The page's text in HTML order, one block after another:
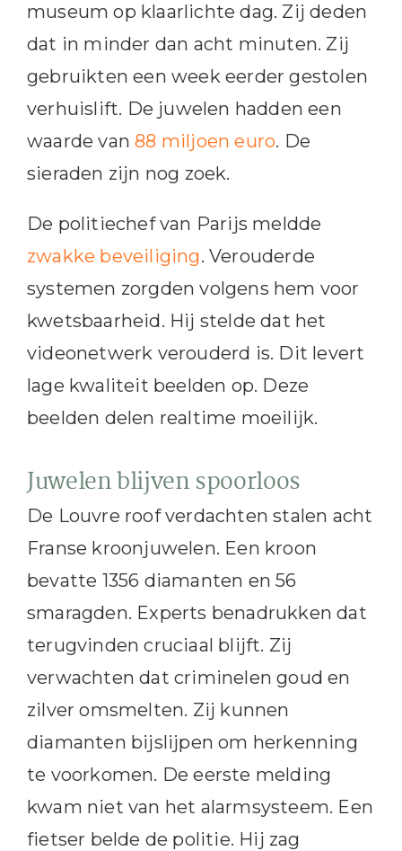
museum op klaarlichte dag. Zij deden
dat in minder dan acht minuten. Zij
gebruikten een week eerder gestolen
verhuislift. De juwelen hadden een
waarde van88 miljoen euro. De
sieraden zijn nog zoek.
De politiechef van Parijs meldde
zwakke beveiliging. Verouderde
systemen zorgden volgens hem voor
kwetsbaarheid. Hij stelde dat het
videonetwerk verouderd is. Dit levert
lage kwaliteit beelden op. Deze
beelden delen realtime moeilijk.
Juwelen blijven spoorloos
De Louvre roof verdachten stalen acht
Franse kroonjuwelen. Een kroon
bevatte 1356 diamanten en 56
smaragden. Experts benadrukken dat
terugvinden cruciaal blijft. Zij
verwachten dat criminelen goud en
zilver omsmelten. Zij kunnen
diamanten bijslijpen om herkenning
te voorkomen. De eerste melding
kwam niet van het alarmsysteem. Een
fietser belde de politie. Hij zag